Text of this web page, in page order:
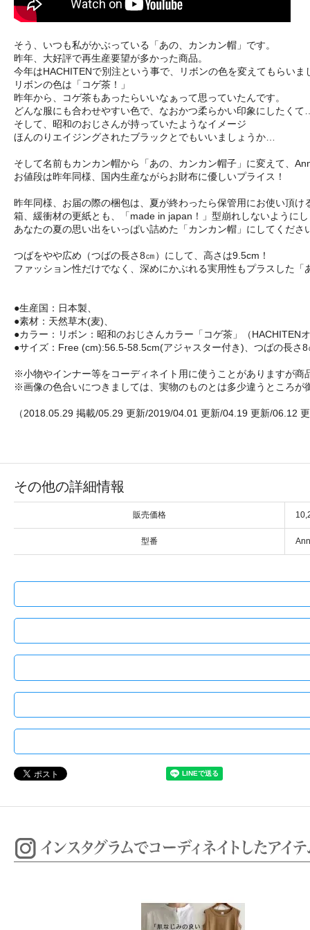
そう、いつも私がかぶっている「あの、カンカン帽」です。
昨年、大好評で再生産要望が多かった商品。
今年はHACHITENで別注という事で、リボンの色を変えてもらいま
リボンの色は「コゲ茶！」
昨年から、コゲ茶もあったらいいなぁって思っていたんです。
どんな服にも合わせやすい色で、なおかつ柔らかい印象にしたく
そして、昭和のおじさんが持っていたようなイメージ
ほんのりエイジングされたブラックとでもいいましょうか…
そして名前もカンカン帽から「あの、カンカン帽子」に変えて、
お値段は昨年同様、国内生産ながらお財布に優しいプライス！
昨年同様、お届の際の梱包は、夏が終わったら保管用にお使い頂
箱、緩衝材の更紙とも、「made in japan！」型崩れしないように
あなたの夏の思い出をいっぱい詰めた「カンカン帽」にしてくださ
つばをやや広め（つばの長さ8㎝）にして、高さは9.5cm！
ファッション性だけでなく、深めにかぶれる実用性もプラスした「
●生産国：日本製、
●素材：天然草木(麦)、
●カラー：リボン：昭和のおじさんカラー「コゲ茶」（HACHITEN
●サイズ：Free (cm):56.5-58.5cm(アジャスター付き)、つばの長さ8
※小物やインナー等をコーディネイト用に使うことがありますが商
※画像の色合いにつきましては、実物のものとは多少違うところ
（2018.05.29 掲載/05.29 更新/2019/04.01 更新/04.19 更新/06.12
その他の詳細情報
販売価格
型番